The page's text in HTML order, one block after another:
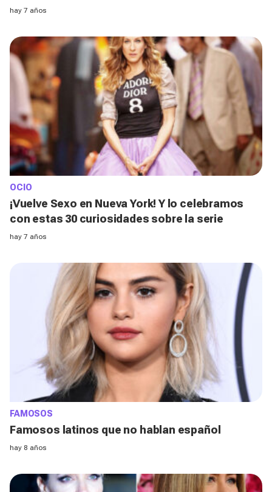
de miel'?
hay 7 años
OCIO
¡Vuelve Sexo en Nueva York! Y lo celebramos
con estas 30 curiosidades sobre la serie
hay 7 años
FAMOSOS
Famosos latinos que no hablan español
hay 8 años